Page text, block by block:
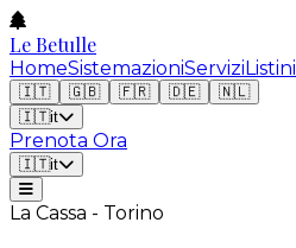
Le Betulle
HomeSistemazioniServiziListini
🇮🇹 🇬🇧 🇫🇷 🇩🇪
🇳🇱
🇮🇹it
Prenota Ora
🇮🇹it
La Cassa - Torino